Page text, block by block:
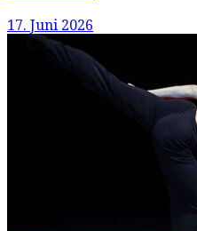
17. Juni 2026